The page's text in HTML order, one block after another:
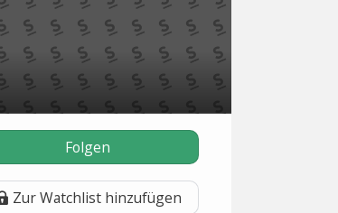
Folgen
Zur Watchlist hinzufügen